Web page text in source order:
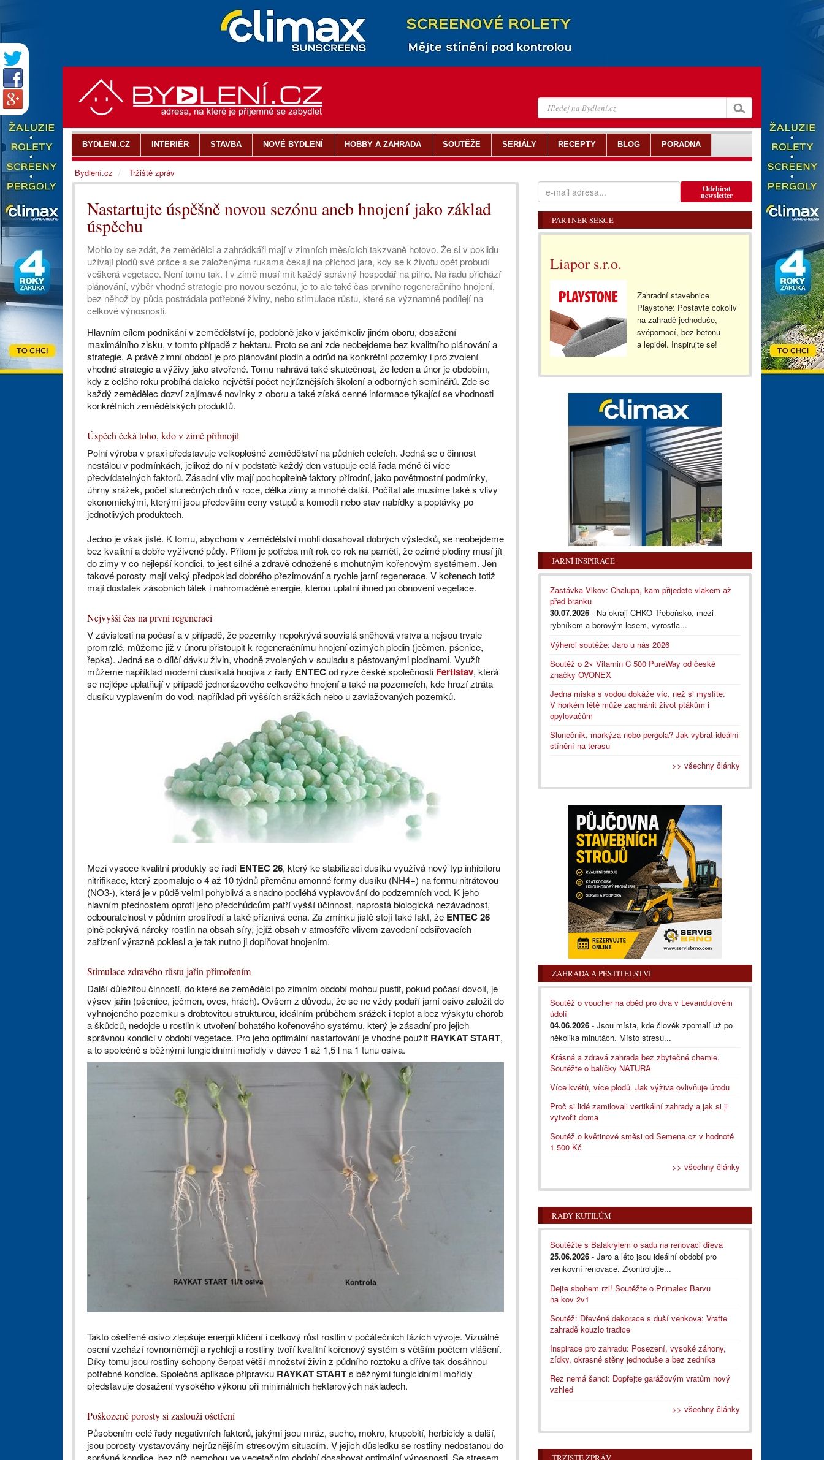
Nastartujte úspěšně novou sezónu aneb hnojení jako základ
úspěchu
Mohlo by se zdát, že zemědělci a zahrádkáři mají v zimních měsících takzvaně hotovo. Že si v poklidu
užívají plodů své práce a se založenýma rukama čekají na příchod jara, kdy se k životu opět probudí
veškerá vegetace. Není tomu tak. I v zimě musí mít každý správný hospodář na pilno. Na řadu přichází
plánování, výběr vhodné strategie pro novou sezónu, je to ale také čas prvního regeneračního hnojení,
bez něhož by půda postrádala potřebné živiny, nebo stimulace růstu, které se významně podílejí na
celkové výnosnosti.
Hlavním cílem podnikání v zemědělství je, podobně jako v jakémkoliv jiném oboru, dosažení
maximálního zisku, v tomto případě z hektaru. Proto se ani zde neobejdeme bez kvalitního plánování a
strategie. A právě zimní období je pro plánování plodin a odrůd na konkrétní pozemky i pro zvolení
vhodné strategie a výživy jako stvořené. Tomu nahrává také skutečnost, že leden a únor je obdobím,
kdy z celého roku probíhá daleko největší počet nejrůznějších školení a odborných seminářů. Zde se
každý zemědělec dozví zajímavé novinky z oboru a také získá cenné informace týkající se vhodnosti
konkrétních zemědělských produktů.
Úspěch čeká toho, kdo v zimě přihnojil
Polní výroba v praxi představuje velkoplošné zemědělství na půdních celcích. Jedná se o činnost
nestálou v podmínkách, jelikož do ní v podstatě každý den vstupuje celá řada méně či více
předvídatelných faktorů. Zásadní vliv mají pochopitelně faktory přírodní, jako povětrnostní podmínky,
úhrny srážek, počet slunečných dnů v roce, délka zimy a mnohé další. Počítat ale musíme také s vlivy
ekonomickými, kterými jsou především ceny vstupů a komodit nebo stav nabídky a poptávky po
jednotlivých produktech.
Jedno je však jisté. K tomu, abychom v zemědělství mohli dosahovat dobrých výsledků, se neobejdeme
bez kvalitní a dobře vyživené půdy. Přitom je potřeba mít rok co rok na paměti, že ozimé plodiny musí jít
do zimy v co nejlepší kondici, to jest silné a zdravě odnožené s mohutným kořenovým systémem. Jen
takové porosty mají velký předpoklad dobrého přezimování a rychle jarní regenerace. V kořenech totiž
mají dostatek zásobních látek i nahromaděné energie, kterou uplatní ihned po obnovení vegetace.
Nejvyšší čas na první regeneraci
V závislosti na počasí a v případě, že pozemky nepokrývá souvislá sněhová vrstva a nejsou trvale
promrzlé, můžeme již v únoru přistoupit k regeneračnímu hnojení ozimých plodin (ječmen, pšenice,
řepka). Jedná se o dílčí dávku živin, vhodně zvolených v souladu s pěstovanými plodinami. Využít
můžeme například moderní dusíkatá hnojiva z řady ENTECod ryze české společnosti Fertistav, která
se nejlépe uplatňují v případě jednorázového celkového hnojení a také na pozemcích, kde hrozí ztráta
dusíku vyplavením do vod, například při vyšších srážkách nebo u zavlažovaných pozemků.
Mezi vysoce kvalitní produkty se řadíENTEC 26, který ke stabilizaci dusíku využívá nový typ inhibitoru
nitrifikace, který zpomaluje o 4 až 10 týdnů přeměnu amonné formy dusíku (NH4+) na formu nitrátovou
(NO3-), která je v půdě velmi pohyblivá a snadno podléhá vyplavování do podzemních vod. K jeho
hlavním přednostem oproti jeho předchůdcům patří vyšší účinnost, naprostá biologická nezávadnost,
odbouratelnost v půdním prostředí a také příznivá cena. Za zmínku jistě stojí také fakt, že ENTEC 26
plně pokrývá nároky rostlin na obsah síry, jejíž obsah v atmosféře vlivem zavedení odsiřovacích
zařízení výrazně poklesl a je tak nutno ji doplňovat hnojením.
Stimulace zdravého růstu jařin přimořením
Další důležitou činností, do které se zemědělci po zimním období mohou pustit, pokud počasí dovolí, je
výsev jařin (pšenice, ječmen, oves, hrách). Ovšem z důvodu, že se ne vždy podaří jarní osivo založit do
vyhnojeného pozemku s drobtovitou strukturou, ideálním průběhem srážek i teplot a bez výskytu chorob
a škůdců, nedojde u rostlin k utvoření bohatého kořenového systému, který je zásadní pro jejich
správnou kondici v období vegetace. Pro jeho optimální nastartování je vhodné použít RAYKAT START,
a to společně s běžnými fungicidními mořidly v dávce 1 až 1,5 l na 1 tunu osiva.
Takto ošetřené osivo zlepšuje energii klíčení i celkový růst rostlin v počátečních fázích vývoje. Vizuálně
osení vzchází rovnoměrněji a rychleji a rostliny tvoří kvalitní kořenový systém s větším počtem vlášení.
Díky tomu jsou rostliny schopny čerpat větší množství živin z půdního roztoku a dříve tak dosáhnou
potřebné kondice. Společná aplikace přípravku RAYKAT STARTs běžnými fungicidními mořidly
představuje dosažení vysokého výkonu při minimálních hektarových nákladech.
Poškozené porosty si zaslouží ošetření
Působením celé řady negativních faktorů, jakými jsou mráz, sucho, mokro, krupobití, herbicidy a další,
jsou porosty vystavovány nejrůznějším stresovým situacím. V jejich důsledku se rostliny nedostanou do
správné kondice, bez níž nemohou ve vegetačním období dosahovat optimální výnosnosti. Se stresem
Odebírat
newsletter
PARTNER SEKCE
Liapor s.r.o.
Zahradní stavebnice
Playstone: Postavte cokoliv
na zahradě jednoduše,
svépomocí, bez betonu
a lepidel. Inspirujte se!
JARNÍ INSPIRACE
Zastávka Vlkov: Chalupa, kam přijedete vlakem až
před branku
30.07.2026 - Na okraji CHKO Třeboňsko, mezi
rybníkem a borovým lesem, vyrostla...
Výherci soutěže: Jaro u nás 2026
Soutěž o 2× Vitamin C 500 PureWay od české
značky OVONEX
Jedna miska s vodou dokáže víc, než si myslíte.
V horkém létě může zachránit život ptákům i
opylovačům
Slunečník, markýza nebo pergola? Jak vybrat ideální
stínění na terasu
>> všechny články
ZAHRADA A PĚSTITELSTVÍ
Soutěž o voucher na oběd pro dva v Levandulovém
údolí
04.06.2026 - Jsou místa, kde člověk zpomalí už po
několika minutách. Místo stresu...
Krásná a zdravá zahrada bez zbytečné chemie.
Soutěžte o balíčky NATURA
Více květů, více plodů. Jak výživa ovlivňuje úrodu
Proč si lidé zamilovali vertikální zahrady a jak si ji
vytvořit doma
Soutěž o květinové směsi od Semena.cz v hodnotě
1 500 Kč
>> všechny články
RADY KUTILŮM
Soutěžte s Balakrylem o sadu na renovaci dřeva
25.06.2026 - Jaro a léto jsou ideální období pro
venkovní renovace. Zkontrolujte...
Dejte sbohem rzi! Soutěžte o Primalex Barvu
na kov 2v1
Soutěž: Dřevěné dekorace s duší venkova: Vraťte
zahradě kouzlo tradice
Inspirace pro zahradu: Posezení, vysoké záhony,
zídky, okrasné stěny jednoduše a bez zedníka
Rez nemá šanci: Dopřejte garážovým vratům nový
vzhled
>> všechny články
TRŽIŠTĚ ZPRÁV
BYDLENI.CZ INTERIÉR STAVBA NOVÉ BYDLENÍ HOBBY A ZAHRADA SOUTĚŽE SERIÁLY RECEPTY BLOG PORADNA
Bydlení.cz Tržiště zpráv